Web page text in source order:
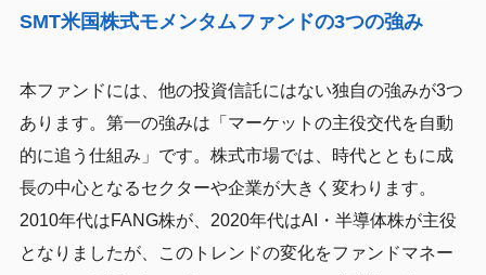
SMT米国株式モメンタムファンドの3つの強み
本ファンドには、他の投資信託にはない独自の強みが3つ
あります。第一の強みは「マーケットの主役交代を自動
的に追う仕組み」です。株式市場では、時代とともに成
長の中心となるセクターや企業が大きく変わります。
2010年代はFANG株が、2020年代はAI・半導体株が主役
となりましたが、このトレンドの変化をファンドマネー